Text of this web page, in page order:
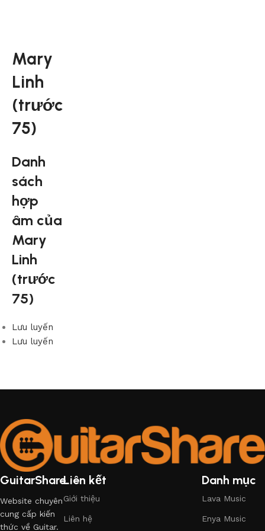
Mary
Linh
(trước
75)
Danh
sách
hợp
âm của
Mary
Linh
(trước
75)
Lưu luyến
Lưu luyến
GuitarShare
Website chuyên
cung cấp kiến
thức về Guitar.
Liên kết
Giới thiệu
Liên hệ
Danh mục
Lava Music
Enya Music